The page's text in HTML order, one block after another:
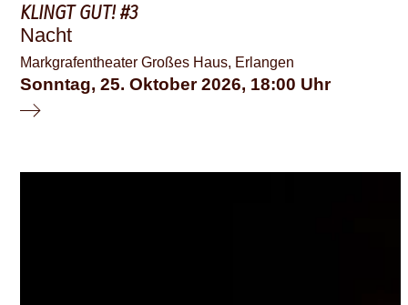
KLINGT GUT! #3
Nacht
Markgrafentheater Großes Haus, Erlangen
Sonntag, 25. Oktober 2026 18:00